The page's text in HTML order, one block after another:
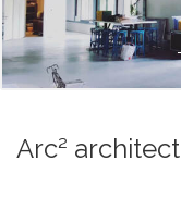
Arc²